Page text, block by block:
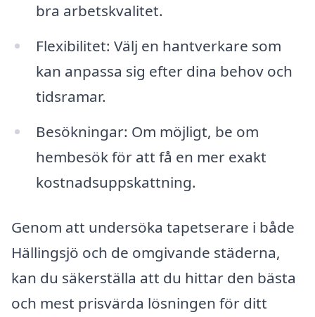
bra arbetskvalitet.
Flexibilitet: Välj en hantverkare som
kan anpassa sig efter dina behov och
tidsramar.
Besökningar: Om möjligt, be om
hembesök för att få en mer exakt
kostnadsuppskattning.
Genom att undersöka tapetserare i både
Hällingsjö och de omgivande städerna,
kan du säkerställa att du hittar den bästa
och mest prisvärda lösningen för ditt